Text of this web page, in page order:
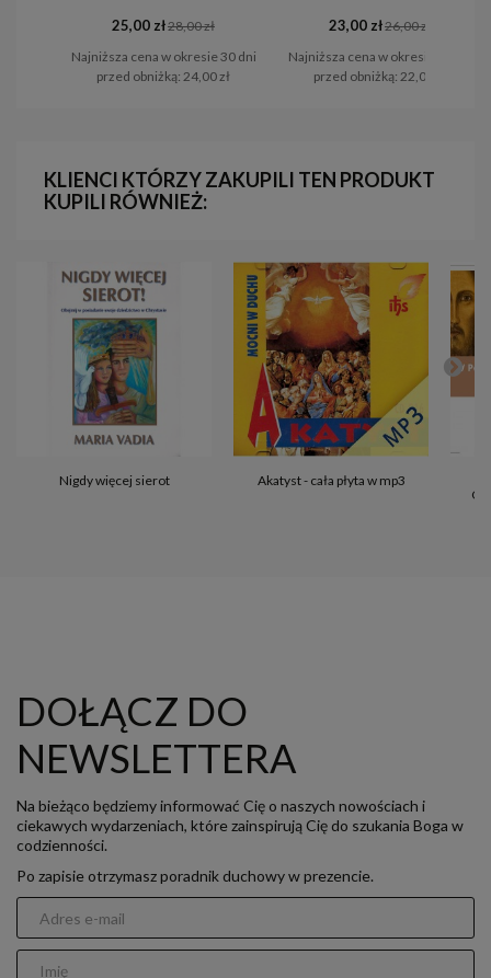
25,00 zł28,00 zł
Najniższa cena w okresie 30 dni
przed obniżką: 24,00 zł
23,00 zł26,00 zł
Najniższa cena w okresie 30 dni
przed obniżką: 22,00 zł
KLIENCI KTÓRZY ZAKUPILI TEN PRODUKT
KUPILI RÓWNIEŻ:
Nigdy więcej sierot Akatyst - cała płyta w mp3
DOŁĄCZ DO
NEWSLETTERA
Na bieżąco będziemy informować Cię o naszych nowościach i
ciekawych wydarzeniach, które zainspirują Cię do szukania Boga w
codzienności.
Po zapisie otrzymasz poradnik duchowy w prezencie.